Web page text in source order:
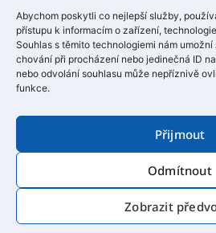
Abychom poskytli co nejlepší služby,
přístupu k informacím o zařízení,
Souhlas s těmito technologiemi nám
chování při procházení nebo jedinečná ID
nebo odvolání souhlasu může nepříznivě
funkce.
Přijmout
Odmítnout
Zobrazit
Kontakt
Švábky 52/2
Tel.: +420 266 710 247
info@ekowatt.cz